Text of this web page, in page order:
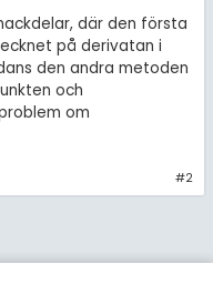
där den första
på derivatan i
den andra metoden
och
om
#2
Om Pluggakuten
Allmänna villkor